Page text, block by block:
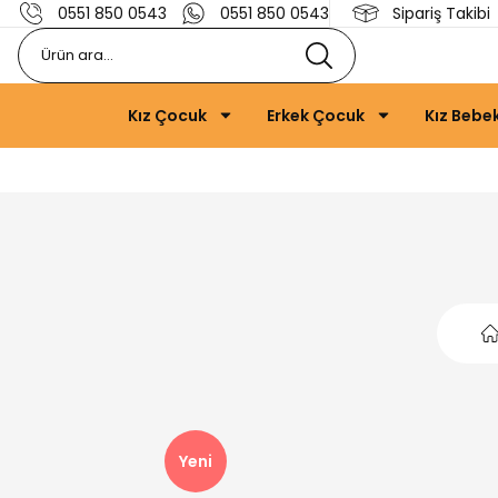
0551 850 0543 0551 850 0543 Sipariş Takibi
Kız Çocuk Erkek Çocuk Kız
Yeni